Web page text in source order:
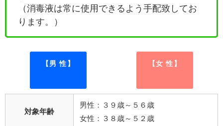
（消毒液は常に使用できるよう手配致してお
ります。）
【男 性】 【女 性】
対象年齢
男性：３９歳～５６歳
女性：３８歳～５２歳